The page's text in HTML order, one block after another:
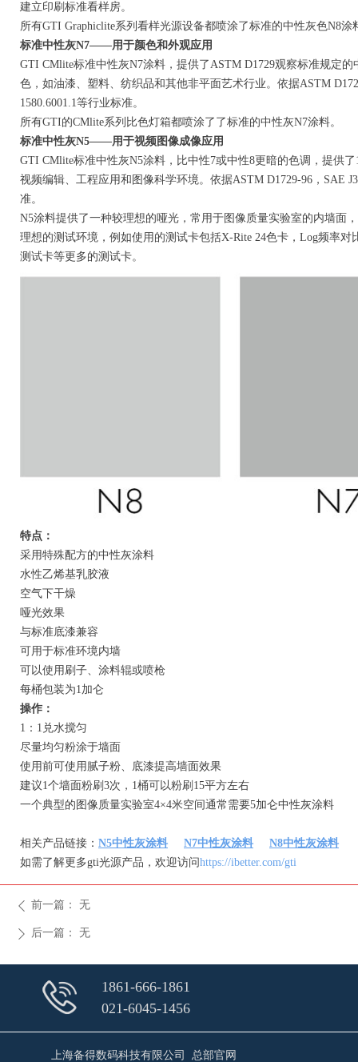
建立印刷标准看样房。
所有GTI Graphiclite系列看样光源设备都喷涂了标准的中性灰色N8涂
标准中性灰N7——用于颜色和外观应用
GTI CMlite标准中性灰N7涂料，提供了ASTM D1729观察标准规定
色，如油漆、塑料、纺织品和其他非平面艺术行业。依据ASTM
1580.6001.1等行业标准。
所有GTI的CMlite系列比色灯箱都喷涂了了标准的中性灰N7涂料。
标准中性灰N5——用于视频图像成像应用
GTI CMlite标准中性灰N5涂料，比中性7或中性8更暗的色调，提供
视频编辑、工程应用和图像科学环境。依据ASTM D1729-96，SAE
准。
N5涂料提供了一种较理想的哑光，常用于图像质量实验室的内墙面
理想的测试环境，例如使用的测试卡包括X-Rite 24色卡，Log频率对
测试卡等更多的测试卡。
特点：
采用特殊配方的中性灰涂料
水性乙烯基乳胶液
空气下干燥
哑光效果
与标准底漆兼容
可用于标准环境内墙
可以使用刷子、涂料辊或喷枪
每桶包装为1加仑
操作：
1：1兑水搅匀
尽量均匀粉涂于墙面
使用前可使用腻子粉、底漆提高墙面效果
建议1个墙面粉刷3次，1桶可以粉刷15平方左右
一个典型的图像质量实验室4×4米空间通常需要5加仑中性灰涂料
相关产品链接： N5中性灰涂料 N7中性灰涂料
N8中性灰涂料
如需了解更多gti光源产品，欢迎访问https://ibetter.com/gti
ꄴ 前一篇： 无
ꄲ 后一篇： 无
上海备得数码科技有限公司 总部官网
1861-666-1861
021-6045-1456